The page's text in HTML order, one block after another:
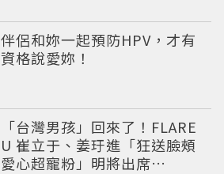
伴侶和妳一起預防HPV，才有
資格說愛妳！
「台灣男孩」回來了！FLARE
U 崔立于、姜玗進「狂送臉頰
愛心超寵粉」明將出席